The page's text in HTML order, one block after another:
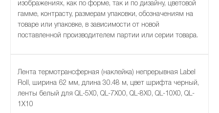
изображениях, как по форме, так и по дизайну, цветовой
гамме, контрасту, размерам упаковки, обозначениям на
товаре или упаковке, в зависимости от новой
поставленной производителем партии или серии товара.
Лента термотрансферная (наклейка) непрерывная Label
Roll, ширина 62 мм, длина 30.48 м, цвет шрифта черный,
ленты белый для QL-5X0, QL-7X00, QL-8X0, QL-10X0, QL-
1X10